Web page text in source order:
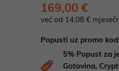
169,00 €
već od 14,08 €
Popusti uz promo kod:
5% Popust za
Gotovina,